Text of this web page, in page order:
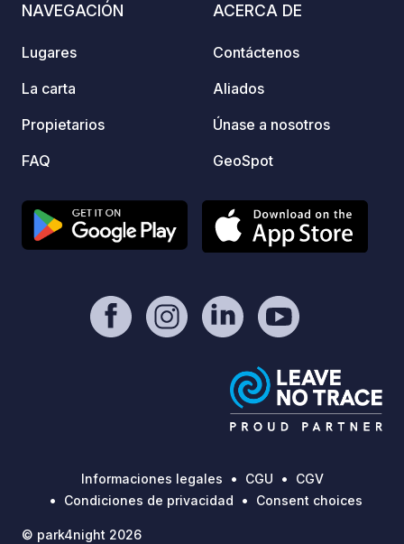
NAVEGACIÓN
Lugares
La carta
Propietarios
FAQ
ACERCA DE
Contáctenos
Aliados
Únase a nosotros
GeoSpot
Informaciones legales CGU
CGV
Condiciones de privacidad
Consent choices
© park4night 2026